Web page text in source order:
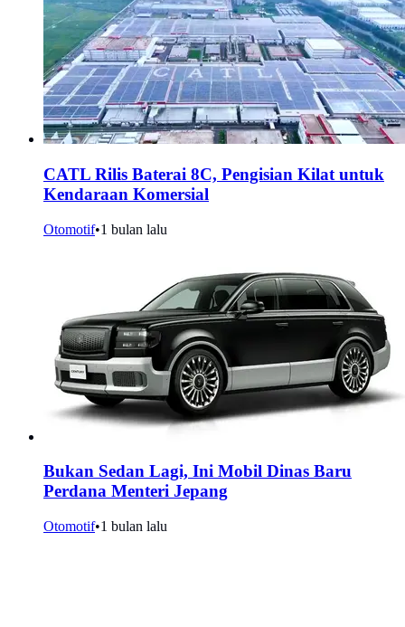
CATL Rilis Baterai 8C, Pengisian Kilat untuk
Kendaraan Komersial
Otomotif•1 bulan lalu
Bukan Sedan Lagi, Ini Mobil Dinas Baru
Perdana Menteri Jepang
Otomotif•1 bulan lalu